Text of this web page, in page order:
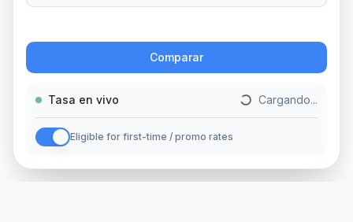
Comparar
Tasa en vivo Cargando...
Eligible for first-time / promo rates